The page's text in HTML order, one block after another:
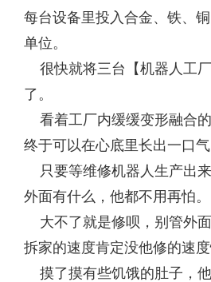
每台设备里投入合金、铁、
单位。
很快就将三台【机器人工
了。
看着工厂内缓缓变形融合
终于可以在心底里长出一口气
只要等维修机器人生产出
外面有什么，他都不用再怕。
大不了就是修呗，别管外
拆家的速度肯定没他修的速度
摸了摸有些饥饿的肚子，